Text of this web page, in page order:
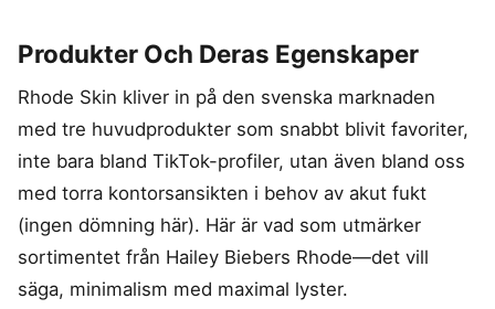
Produkter Och Deras Egenskaper
Rhode Skin kliver in på den svenska marknaden
med tre huvudprodukter som snabbt blivit favoriter,
inte bara bland TikTok-profiler, utan även bland oss
med torra kontorsansikten i behov av akut fukt
(ingen dömning här). Här är vad som utmärker
sortimentet från Hailey Biebers Rhode—det vill
säga, minimalism med maximal lyster.